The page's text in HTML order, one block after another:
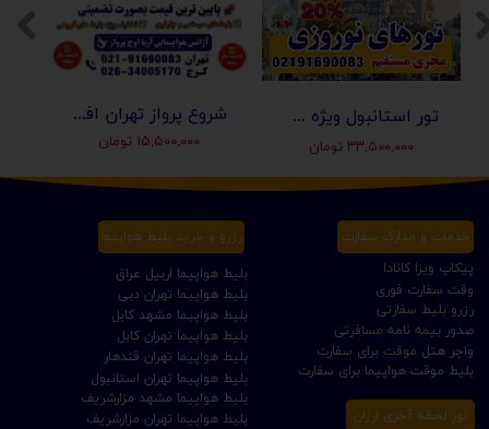
شروع پرواز تهران افغانستان (کابل-مزارشریف-هرات-قندهار)
۱۵,۵۰۰,۰۰۰ تومان
تور استانبول ویژه عید نوروز 1405 | مجری مستقیم ✈️
۳۳,۵۰۰,۰۰۰ تومان
رزرو بلیط سفارتی
پیکاپ ویزا کانادا
بلیط هواپیما تهران کابل
بلیط هواپیما تهران مزارشریف
بلیط هواپیما مشهد کابل
بلیط هواپیما تهران قندهار
بلیط هواپیما مشهد مزارشریف
بلیط موقت هواپیما برای سفارت
واچر هتل موقت برای سفارت
بلیط هواپیما تهران دبی
بلیط هواپیما تهران استانبول
بلیط هواپیما اربیل عراق
صدور بیمه نامه مسافرتی
خدمات و مدارک سفارت رزرو و خرید بلیط هواپیما
تور لحظه آخری ارزان
وقت سفارت فوری